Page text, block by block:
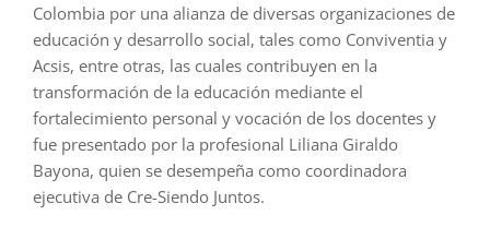
Colombia por una alianza de diversas organizaciones de
educación y desarrollo social, tales como Conviventia y
Acsis, entre otras, las cuales contribuyen en la
transformación de la educación mediante el
fortalecimiento personal y vocación de los docentes y
fue presentado por la profesional Liliana Giraldo
Bayona, quien se desempeña como coordinadora
ejecutiva de Cre-Siendo Juntos.